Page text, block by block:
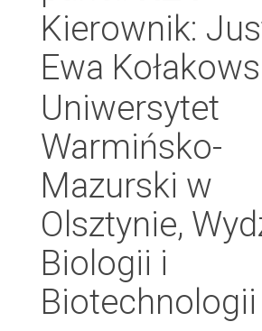
Kierownik:
Ewa
Uniwersytet
Warmińsko-
Mazurski w
Olsztynie,
Biologii i
Biotechnologii